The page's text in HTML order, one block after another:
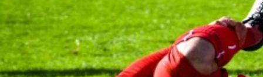
zijn
om
te
Ze